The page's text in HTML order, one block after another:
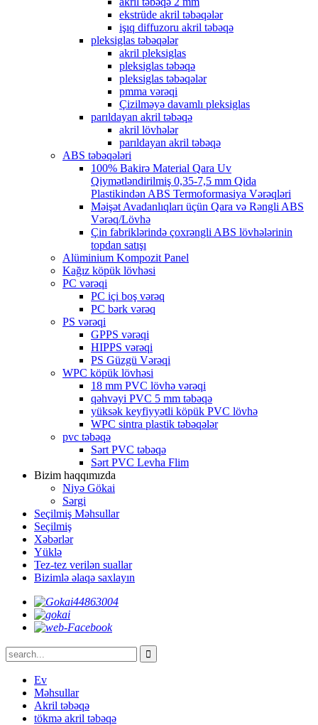
ekstrüde akril təbəqələr
işıq diffuzoru akril təbəqə
pleksiglas təbəqələr
akril pleksiglas
pleksiglas təbəqə
pleksiglas təbəqələr
pmma vərəqi
Çizilməyə davamlı pleksiglas
parıldayan akril təbəqə
akril lövhələr
parıldayan akril təbəqə
ABS təbəqələri
100% Bakirə Material Qara Uv
Qiymətləndirilmiş 0,35-7,5 mm Qida
Plastikindən ABS Termoformasiya Vərəqləri
Məişət Avadanlıqları üçün Qara və Rəngli ABS
Vərəq/Lövhə
Çin fabriklərində çoxrəngli ABS lövhələrinin
topdan satışı
Alüminium Kompozit Panel
Kağız köpük lövhəsi
PC vərəqi
PC içi boş vərəq
PC bərk vərəq
PS vərəqi
GPPS vərəqi
HIPPS vərəqi
PS Güzgü Vərəqi
WPC köpük lövhəsi
18 mm PVC lövhə vərəqi
qəhvəyi PVC 5 mm təbəqə
yüksək keyfiyyətli köpük PVC lövhə
WPC sintra plastik təbəqələr
pvc təbəqə
Sərt PVC təbəqə
Sərt PVC Levha Flim
Bizim haqqımızda
Niyə Gökai
Sərgi
Seçilmiş Məhsullar
Seçilmiş
Xəbərlər
Yüklə
Tez-tez verilən suallar
Bizimlə əlaqə saxlayın
Ev
Məhsullar
Akril təbəqə
tökmə akril təbəqə